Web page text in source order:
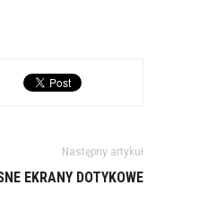
Następny artykuł
EKRANY DOTYKOWE